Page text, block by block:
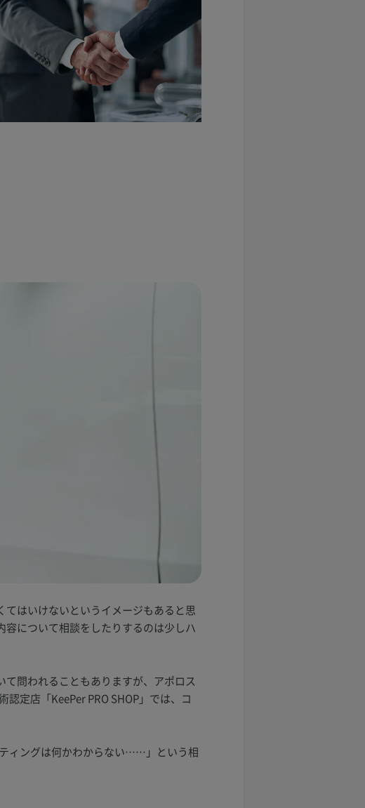
はいけないというイメージもあると思
について相談をしたりするのは少しハ
問われることもありますが、アポロス
定店「KeePer PRO SHOP」では、コ
ィングは何かわからない……」という相